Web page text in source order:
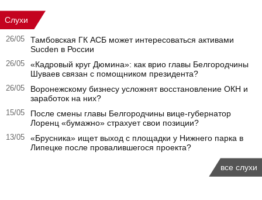
Слухи
26/05
Тамбовская ГК АСБ может интересоваться активами
Sucden в России
26/05
«Кадровый круг Дюмина»: как врио главы Белгородчины
Шуваев связан с помощником президента?
26/05
Воронежскому бизнесу усложнят восстановление ОКН и
заработок на них?
15/05
После смены главы Белгородчины вице-губернатор
Лоренц «бумажно» страхует свои позиции?
13/05
«Брусника» ищет выход с площадки у Нижнего парка в
Липецке после провалившегося проекта?
все слухи